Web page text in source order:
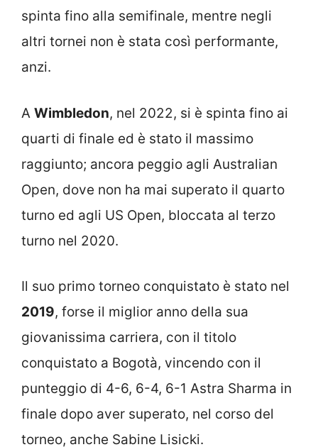
spinta fino alla semifinale, mentre negli
altri tornei non è stata così performante,
anzi.
A Wimbledon, nel 2022, si è spinta fino ai
quarti di finale ed è stato il massimo
raggiunto; ancora peggio agli Australian
Open, dove non ha mai superato il quarto
turno ed agli US Open, bloccata al terzo
turno nel 2020.
Il suo primo torneo conquistato è stato nel
2019, forse il miglior anno della sua
giovanissima carriera, con il titolo
conquistato a Bogotà, vincendo con il
punteggio di 4-6, 6-4, 6-1 Astra Sharma in
finale dopo aver superato, nel corso del
torneo, anche Sabine Lisicki.